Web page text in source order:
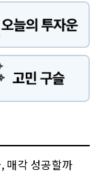
매각 성공할까